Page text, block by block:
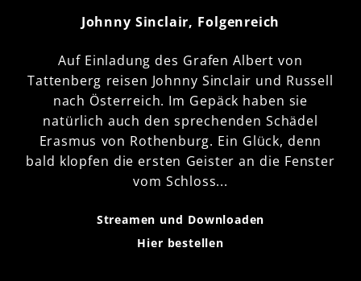
Johnny Sinclair, Folgenreich
Auf Einladung des Grafen Albert von
Tattenberg reisen Johnny Sinclair und Russell
nach Österreich. Im Gepäck haben sie
natürlich auch den sprechenden Schädel
Erasmus von Rothenburg. Ein Glück, denn
bald klopfen die ersten Geister an die Fenster
vom Schloss...
Streamen und Downloaden
Hier bestellen